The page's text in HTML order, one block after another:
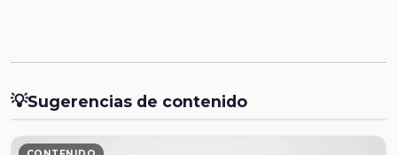
💡Sugerencias de contenido